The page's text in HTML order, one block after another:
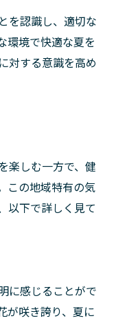
を認識し、適切な
環境で快適な夏を
対する意識を高め
楽しむ一方で、健
この地域特有の気
以下で詳しく見て
に感じることがで
が咲き誇り、夏に